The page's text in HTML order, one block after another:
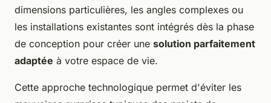
dimensions particulières, les angles complexes ou
les installations existantes sont intégrés dès la phase
de conception pour créer une solution parfaitement
adaptée à votre espace de vie.
Cette approche technologique permet d'éviter les